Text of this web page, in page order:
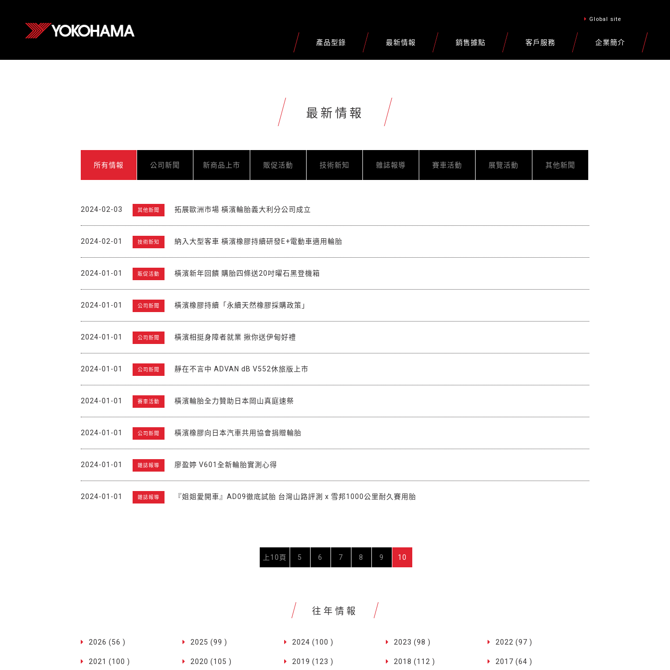
Global site
產品型錄 最新情報 銷售據點 客戶服務 企業簡介
最新情報
所有情報 公司新聞 新商品上市 販促活動 技術新知 雜誌報導 賽車活動 展覽活動 其他新聞
2024-02-03 其他新聞 拓展歐洲市場 橫濱輪胎義大利分公司成立
2024-02-01 技術新知 納入大型客車 橫濱橡膠持續研發E+電動車適用輪胎
2024-01-01 販促活動 橫濱新年回饋 購胎四條送20吋曜石黑登機箱
2024-01-01 公司新聞 橫濱橡膠持續「永續天然橡膠採購政策」
2024-01-01 公司新聞 橫濱相挺身障者就業 揪你送伊甸好禮
2024-01-01 公司新聞 靜在不言中 ADVAN dB V552休旅版上市
2024-01-01 賽車活動 橫濱輪胎全力贊助日本岡山真庭速祭
2024-01-01 公司新聞 橫濱橡膠向日本汽車共用協會捐贈輪胎
2024-01-01 雜誌報導 廖盈婷 V601全新輪胎實測心得
2024-01-01 雜誌報導 『姐姐愛開車』AD09徹底試胎 台灣山路評測 x 雪邦1000公里耐久賽用胎
上10頁 5 6 7 8 9 10
往年情報
2026 (56 ) 2025 (99 ) 2024 (100 ) 2023 (98 ) 2022 (97 )
2021 (100 ) 2020 (105 ) 2019 (123 ) 2018 (112 ) 2017 (64 )